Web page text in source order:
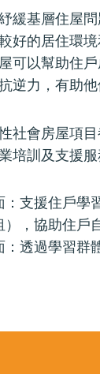
緩基層住屋
好的居住環
可以幫助住
逆力，有助
社會房屋項
培訓及支援
：支援住戶
），協助住戶
：透過學習